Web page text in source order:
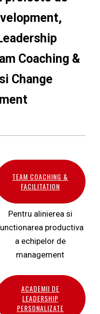
Coaching &
Change
TEAM COACHING &
FACILITATION
Pentru alinierea si
productiva
a echipelor de
management
ACADEMII DE
LEADERSHIP
PERSONALIZATE